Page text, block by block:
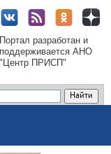
Портал разработан и
поддерживается АНО
"Центр ПРИСП"